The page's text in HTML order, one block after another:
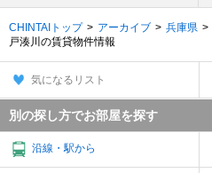
CHINTAIトップ アーカイブ 兵庫県
戸湊川の賃貸物件情報
気になるリスト
別の探し方でお部屋を探す
沿線・駅から